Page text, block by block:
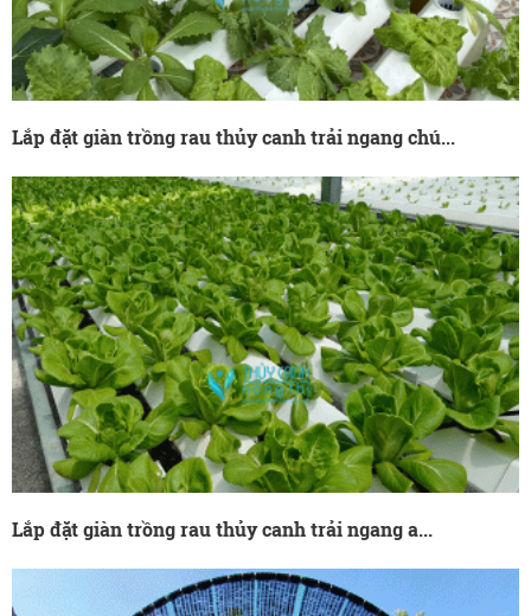
Lắp đặt giàn trồng rau thủy canh trải ngang chú...
Lắp đặt giàn trồng rau thủy canh trải ngang a...